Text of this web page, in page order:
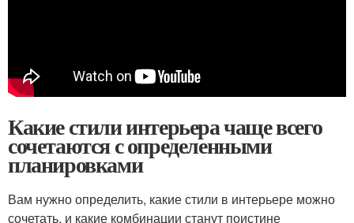
Какие стили интерьера чаще всего
сочетаются с определенными
планировками
Вам нужно определить, какие стили в интерьере можно
сочетать, и какие комбинации станут поистине